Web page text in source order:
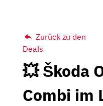
Zurück zu den
Deals
💥 Škoda
Combi im